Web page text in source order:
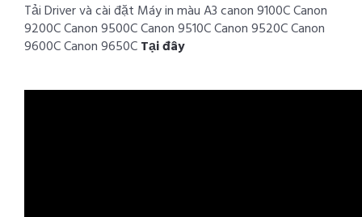
Tải Driver và cài đặt Máy in màu A3 canon 9100C Canon
9200C Canon 9500C Canon 9510C Canon 9520C Canon
9600C Canon 9650CTại đây